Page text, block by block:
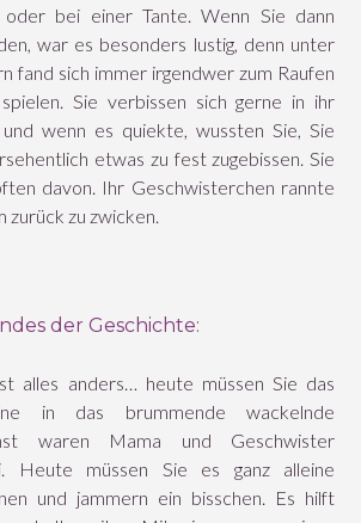
bei einer Tante. Wenn Sie dann
war es besonders lustig, denn unter
fand sich immer irgendwer zum Raufen
Sie verbissen sich gerne in ihr
wenn es quiekte, wussten Sie, Sie
etwas zu fest zugebissen. Sie
davon. Ihr Geschwisterchen rannte
zurück zu zwicken.
der Geschichte:
alles anders… heute müssen Sie das
in das brummende wackelnde
waren Mama und Geschwister
Heute müssen Sie es ganz alleine
und jammern ein bisschen. Es hilft